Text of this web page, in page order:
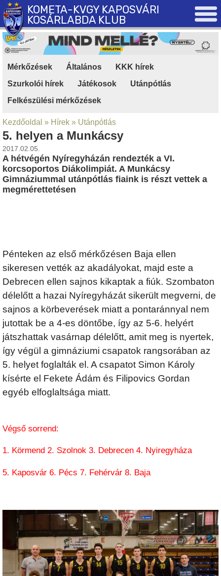
KOMETA-KVGY KAPOSVÁRI
KOSÁRLABDA KLUB
Mérkőzések Általános KKK hírek
Szurkolói hírek
Játékosok Utánpótlás
Felkészülési mérkőzések
Kezdőoldal » Hírek » Utánpótlás
5. helyen a Munkácsy
2017.02.05.
A hétvégén Nyíregyházán rendezték a VI.
korcsoportos Diákolimpiát. A Munkácsy
Gimnáziummal utánpótlás fiaink is részt vettek a
megmérettetésen
Pénteken az első mérkőzésen Baja ellen
sikeresen vették az akadályokat, majd este a
Debrecen ellen sajnos kikaptak a fiúk. Szombaton
délelőtt a hazai Nyíregyházát sikerült megverni, de
sajnos a körbeverések miatt a pontaránnyal nem
jutottak be a 4-es döntőbe, így az 5-6. helyért
játszhattak vasárnap délelőtt, amit meg is nyertek,
így végül a gimnáziumi csapatok rangsorában az
5. helyet foglalták el. A csapatot Simon Károly
kísérte el Fekete Ádám és Filipovics Gordan
egyéb elfoglaltsága miatt.
Végső sorrend:
1. Körmend 2. Szolnok 3. Debrecen 4. Nyiregyháza
5. Kaposvár 6. Pécs 7. Fehérvár 8. Baja